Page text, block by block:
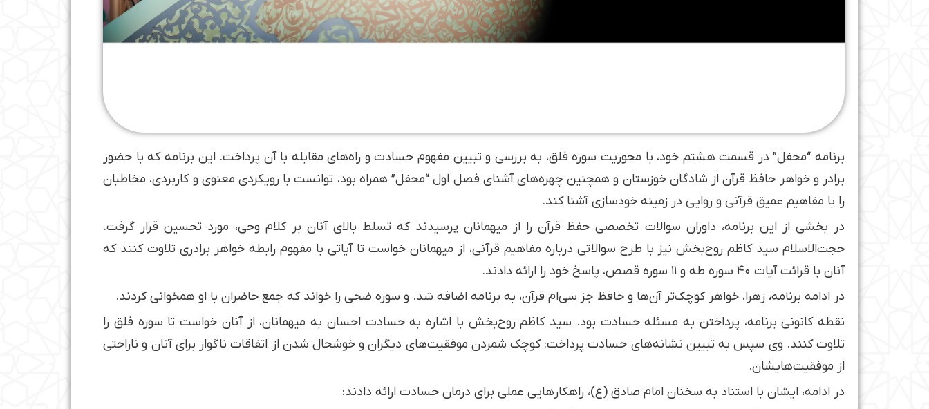
برنامه “محفل” در قسمت هشتم خود، با محوریت سوره فلق، به بررسی و تبیین مفهوم حسادت و راه‌های مقابله با آن پرداخت. این برنامه که با حضور
برادر و خواهر حافظ قرآن از شادگان خوزستان و همچنین چهره‌های آشنای فصل اول “محفل” همراه بود، توانست با رویکردی معنوی و کاربردی، مخاطبان
را با مفاهیم عمیق قرآنی و روایی در زمینه خودسازی آشنا کند.
در بخشی از این برنامه، داوران سوالات تخصصی حفظ قرآن را از میهمانان پرسیدند که تسلط بالای آنان بر کلام وحی، مورد تحسین قرار گرفت.
حجت‌الاسلام سید کاظم روح‌بخش نیز با طرح سوالاتی درباره مفاهیم قرآنی، از میهمانان خواست تا آیاتی با مفهوم رابطه خواهر برادری تلاوت کنند که
آنان با قرائت آیات ۴۰ سوره طه و ۱۱ سوره قصص، پاسخ خود را ارائه دادند.
در ادامه برنامه، زهرا، خواهر کوچک‌تر آن‌ها و حافظ جز سی‌ام قرآن، به برنامه اضافه شد. و سوره ضحی را خواند که جمع حاضران با او همخوانی کردند.
نقطه کانونی برنامه، پرداختن به مسئله حسادت بود. سید کاظم روح‌بخش با اشاره به حسادت احسان به میهمانان، از آنان خواست تا سوره فلق را
تلاوت کنند. وی سپس به تبیین نشانه‌های حسادت پرداخت: کوچک شمردن موفقیت‌های دیگران و خوشحال شدن از اتفاقات ناگوار برای آنان و ناراحتی
از موفقیت‌هایشان.
در ادامه، ایشان با استناد به سخنان امام صادق (ع)، راهکارهایی عملی برای درمان حسادت ارائه دادند: